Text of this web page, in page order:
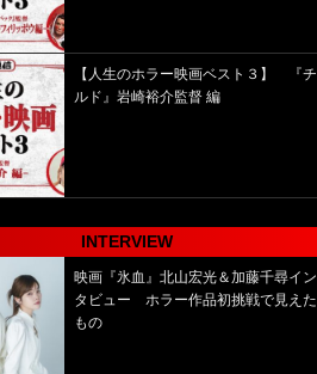
【人生のホラー映画ベスト３】 『チ
ルド』岩崎裕介監督 編
INTERVIEW
映画『氷血』北山宏光＆加藤千尋イン
タビュー ホラー作品初挑戦で見えた
もの